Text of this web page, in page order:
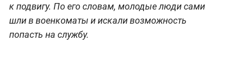
к подвигу. По его словам, молодые люди сами
шли в военкоматы и искали возможность
попасть на службу.